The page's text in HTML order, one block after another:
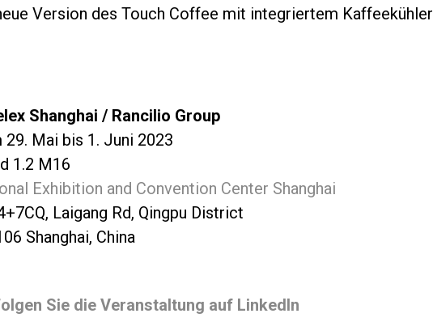
Version des Touch Coffee mit integriertem
Shanghai / Rancilio Group
29. Mai bis 1. Juni 2023
1.2 M16
Exhibition and Convention Center Shanghai
Laigang Rd, Qingpu District
Shanghai, China
Sie die Veranstaltung auf LinkedIn